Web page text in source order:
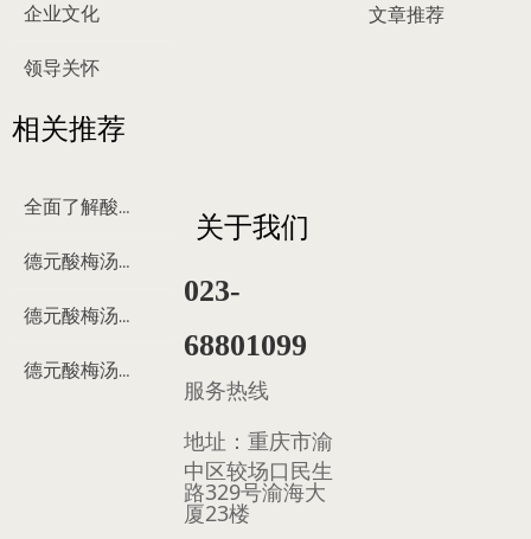
企业文化
领导关怀
文章推荐
关于我们
023-
68801099
服务热线
地址： 重庆市渝
中区较场口民生
路329号渝海大
厦23楼
相关推荐
全面了解酸梅汤
德元酸梅汤来历
德元酸梅汤制作过程
德元酸梅汤多少钱